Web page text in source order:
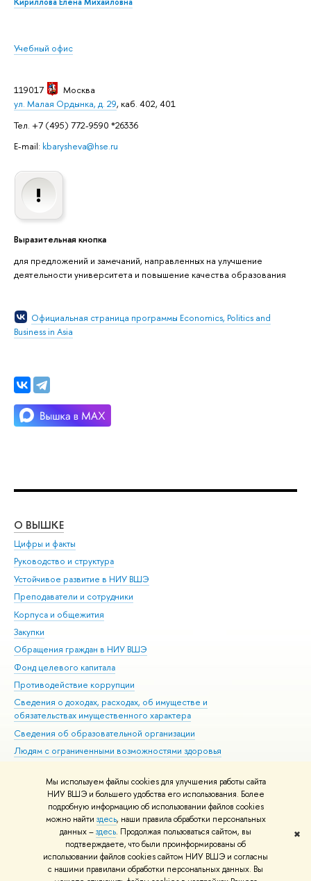
Мы используем файлы cookies для улучшения работы сайта
НИУ ВШЭ и большего удобства его использования. Более
подробную информацию об использовании файлов cookies
можно найти здесь, наши правила обработки персональных
данных –здесь. Продолжая пользоваться сайтом, вы
подтверждаете, что были проинформированы об
использовании файлов cookies сайтом НИУ ВШЭ и согласны
с нашими правилами обработки персональных данных. Вы
✖
Учебный офис
119017
Москва
ул. Малая Ордынка, д. 29, каб. 402, 401
Тел. +7 (495) 772-9590 *26336
E-mail: kbarysheva@hse.ru
Выразительная кнопка
для предложений и замечаний, направленных на улучшение
деятельности университета и повышение качества образования
Официальная страница программы Economics, Politics and
Business in Asia
О ВЫШКЕ
Цифры и факты
Руководство и структура
Устойчивое развитие в НИУ ВШЭ
Преподаватели и сотрудники
Корпуса и общежития
Закупки
Обращения граждан в НИУ ВШЭ
Фонд целевого капитала
Противодействие коррупции
Сведения о доходах, расходах, об имуществе и
обязательствах имущественного характера
Сведения об образовательной организации
Людям с ограниченными возможностями здоровья
Работа в Вышке
© НИУ ВШЭ 1993–2026 Адреса и контакты Условия использования
материалов Политика конфиденциальности Карта сайта